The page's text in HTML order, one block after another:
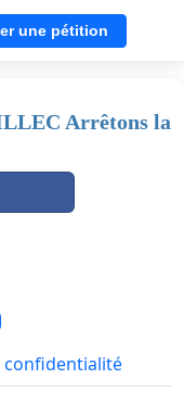
une pétition
Arrêtons la
confidentialité